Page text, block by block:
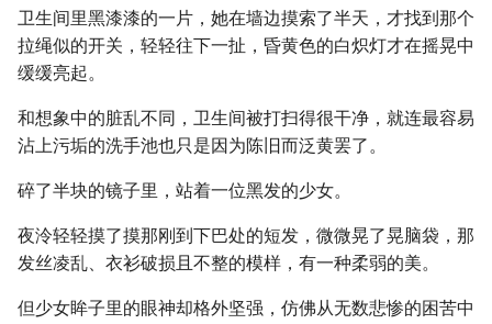
卫生间里黑漆漆的一片，她在墙边摸索了半天，才找到那个
拉绳似的开关，轻轻往下一扯，昏黄色的白炽灯才在摇晃中
缓缓亮起。
和想象中的脏乱不同，卫生间被打扫得很干净，就连最容易
沾上污垢的洗手池也只是因为陈旧而泛黄罢了。
碎了半块的镜子里，站着一位黑发的少女。
夜泠轻轻摸了摸那刚到下巴处的短发，微微晃了晃脑袋，那
发丝凌乱、衣衫破损且不整的模样，有一种柔弱的美。
但少女眸子里的眼神却格外坚强，仿佛从无数悲惨的困苦中